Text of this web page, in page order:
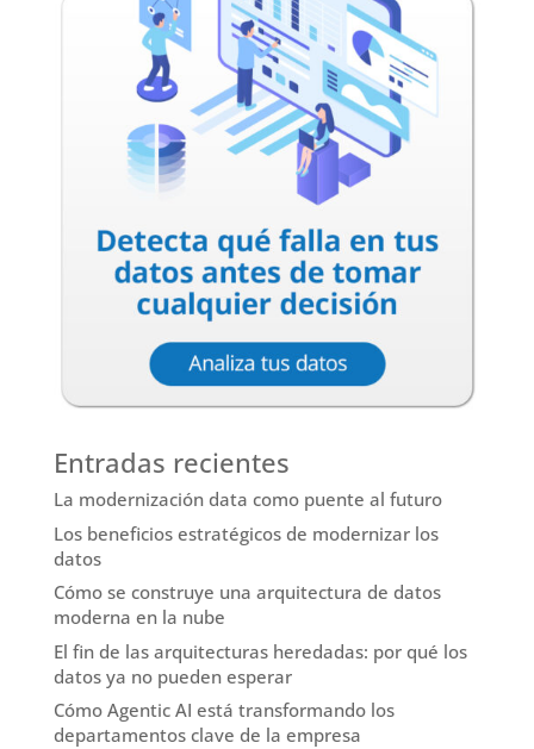
Entradas recientes
La modernización data como puente al futuro
Los beneficios estratégicos de modernizar los
datos
Cómo se construye una arquitectura de datos
moderna en la nube
El fin de las arquitecturas heredadas: por qué los
datos ya no pueden esperar
Cómo Agentic AI está transformando los
departamentos clave de la empresa